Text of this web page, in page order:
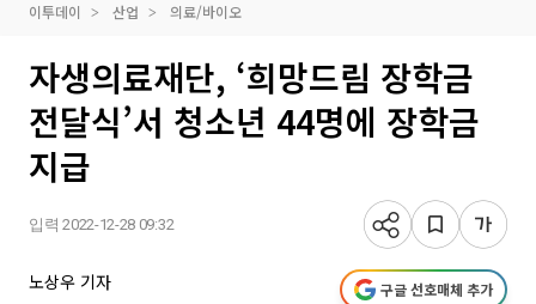
이투데이 산업 의료/바이오
자생의료재단, ‘희망드림 장학금
전달식’서 청소년 44명에 장학금
지급
입력 2022-12-28 09:32
노상우 기자 구글 선호매체 추가